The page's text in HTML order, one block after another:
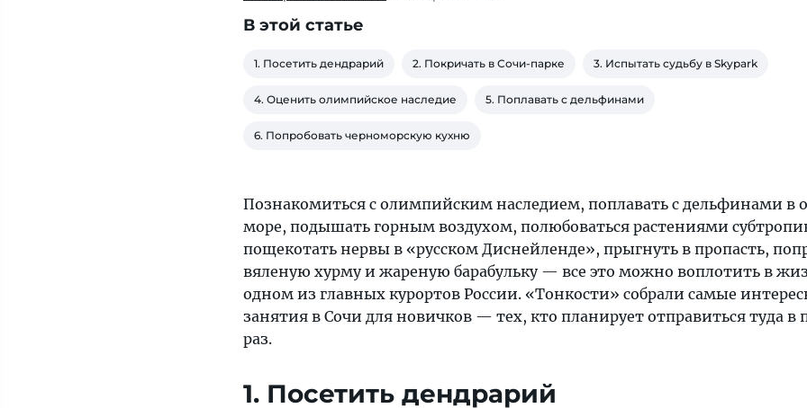
собрали
интересные
Сочи
тех,
кто
планирует
отправиться
туда
в
первый
В этой статье
1. Посетить дендрарий 2. Покричать в Сочи-парке 3. Испытать судьбу в Skypark
4. Оценить олимпийское наследие 5. Поплавать с дельфинами
6. Попробовать черноморскую кухню
Познакомиться с олимпийским наследием, поплавать с дельфинами в
море, подышать горным воздухом, полюбоваться растениями
пощекотать нервы в «русском Диснейленде», прыгнуть в пропасть,
вяленую хурму и жареную барабульку — все это можно воплотить в
одном из главных курортов России. «Тонкости» собрали самые
занятия в Сочи для новичков — тех, кто планирует отправиться туда в
раз.
1. Посетить дендрарий